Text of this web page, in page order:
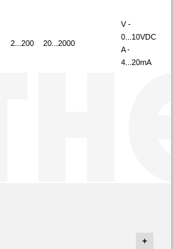
2...200 20...2000
V -
0...10VDC
A -
4...20mA
+